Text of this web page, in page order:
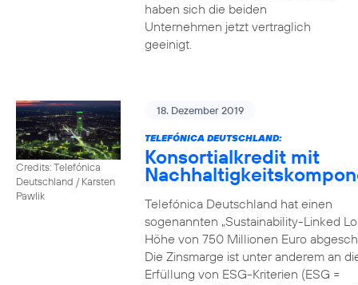
haben sich die beiden
Unternehmen jetzt vertraglich
geeinigt.
Credits: Telefónica
Deutschland / Karsten
Pawlik
18. Dezember 2019
TELEFÓNICA DEUTSCHLAND:
Konsortialkredit mit
Telefónica Deutschland hat einen
sogenannten „Sustainability-Linked
Höhe von 750 Millionen Euro
Die Zinsmarge ist unter anderem an
Erfüllung von ESG-Kriterien (ESG =